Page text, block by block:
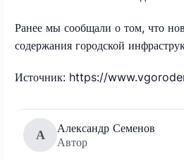
Ранее мы сообщали о том, что
содержания городской
Источник: https://
А
Александр Семенов
Автор